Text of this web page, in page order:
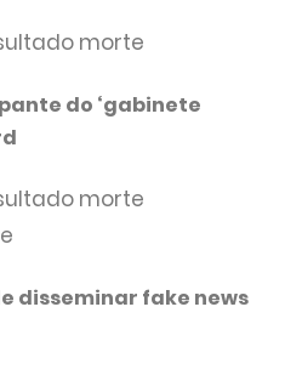
morte
do ‘gabinete
morte
disseminar fake news